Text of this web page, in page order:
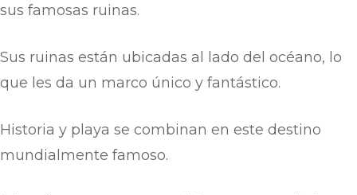
sus famosas ruinas.
Sus ruinas están ubicadas al lado del océano, lo
que les da un marco único y fantástico.
Historia y playa se combinan en este destino
mundialmente famoso.